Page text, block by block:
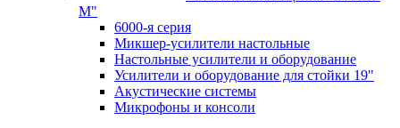
M"
6000-я серия
Микшер-усилители настольные
Настольные усилители и оборудование
Усилители и оборудование для стойки 19"
Акустические системы
Микрофоны и консоли